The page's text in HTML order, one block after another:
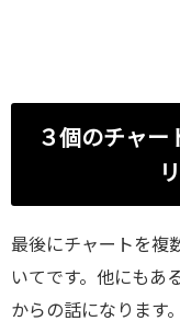
３個のチャー
最後にチャートを複
いてです。他にもあ
からの話になります。